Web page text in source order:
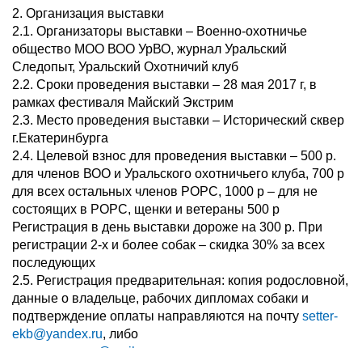
2. Организация выставки
2.1. Организаторы выставки – Военно-охотничье
общество МОО ВОО УрВО, журнал Уральский
Следопыт, Уральский Охотничий клуб
2.2. Сроки проведения выставки – 28 мая 2017 г, в
рамках фестиваля Майский Экстрим
2.3. Место проведения выставки – Исторический сквер
г.Екатеринбурга
2.4. Целевой взнос для проведения выставки – 500 р.
для членов ВОО и Уральского охотничьего клуба, 700 р
для всех остальных членов РОРС, 1000 р – для не
состоящих в РОРС, щенки и ветераны 500 р
Регистрация в день выставки дороже на 300 р. При
регистрации 2-х и более собак – скидка 30% за всех
последующих
2.5. Регистрация предварительная: копия родословной,
данные о владельце, рабочих дипломах собаки и
подтверждение оплаты направляются на почту setter-
ekb@yandex.ru, либо